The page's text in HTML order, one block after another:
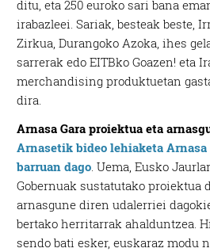
ditu, eta 250 euroko sari bana
irabazleei. Sariak, besteak beste,
Zirkua, Durangoko Azoka, ihes
sarrerak edo EITBko Goazen! eta
merchandising produktuetan
dira.
Arnasa Gara proiektua eta
Arnasetik bideo lehiaketa Arnasa
barruan dago . Uema, Eusko
Gobernuak sustatutako proiektua
arnasgune diren udalerriei
bertako herritarrak ahalduntzea.
sendo bati esker, euskaraz modu